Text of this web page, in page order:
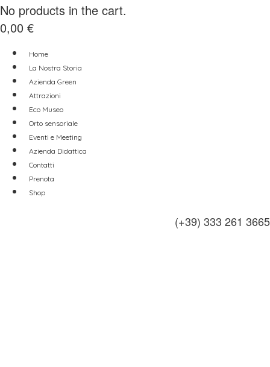
No products in the cart.
0,00 €
Home
La Nostra Storia
Azienda Green
Attrazioni
Eco Museo
Orto sensoriale
Eventi e Meeting
Azienda Didattica
Contatti
Prenota
Shop
(+39) 333 261 3665